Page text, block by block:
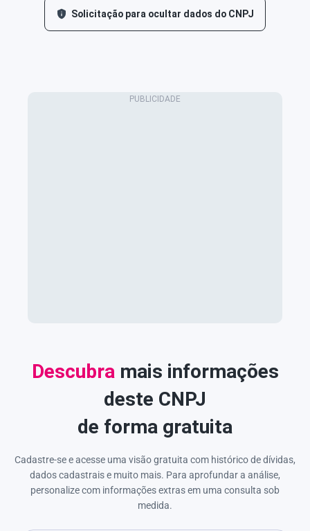
Solicitação para ocultar dados do CNPJ
Descubra mais informações
deste CNPJ
de forma gratuita
Cadastre-se e acesse uma visão gratuita com histórico de dívidas,
dados cadastrais e muito mais. Para aprofundar a análise,
personalize com informações extras em uma consulta sob
medida.